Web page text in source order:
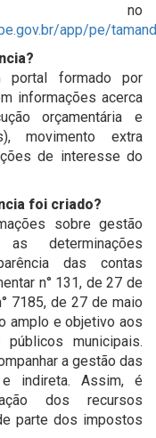
no
app/pe/
portal formado por
informações acerca
orçamentária e
movimento extra
de interesse do
foi criado?
sobre gestão
determinações
das contas
n° 131, de 27 de
7185, de 27 de maio
amplo e objetivo aos
municipais.
a gestão das
indireta. Assim, é
dos recursos
parte dos impostos